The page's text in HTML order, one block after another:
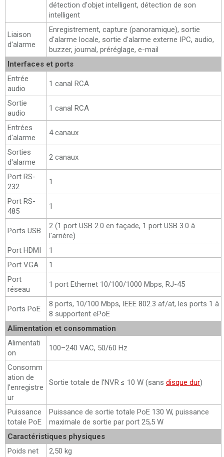
détection d'objet intelligent, détection de son
intelligent
Liaison
d'alarme
Enregistrement, capture (panoramique), sortie
d'alarme locale, sortie d'alarme externe IPC, audio,
buzzer, journal, préréglage, e-mail
Interfaces et ports
Entrée
audio
1 canal RCA
Sortie
audio
1 canal RCA
Entrées
d'alarme
4 canaux
Sorties
d'alarme
2 canaux
Port RS-
232
1
Port RS-
485
1
Ports USB
2 (1 port USB 2.0 en façade, 1 port USB 3.0 à
l'arrière)
Port HDMI
1
Port VGA
1
Port
réseau
1 port Ethernet 10/100/1000 Mbps, RJ-45
Ports PoE
8 ports, 10/100 Mbps, IEEE 802.3 af/at, les ports 1 à
8 supportent ePoE
Alimentation et consommation
Alimentati
on
100–240 VAC, 50/60 Hz
Consomm
ation de
l'enregistre
ur
Sortie totale de l'NVR ≤ 10 W (sans disque dur)
Puissance
totale PoE
Puissance de sortie totale PoE 130 W, puissance
maximale de sortie par port 25,5 W
Caractéristiques physiques
Poids net
2,50 kg